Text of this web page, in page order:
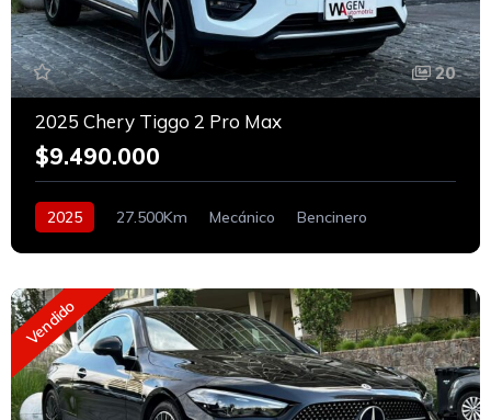
20
2025 Chery Tiggo 2 Pro Max
$9.490.000
2025 27.500Km Mecánico Bencinero
Vendido